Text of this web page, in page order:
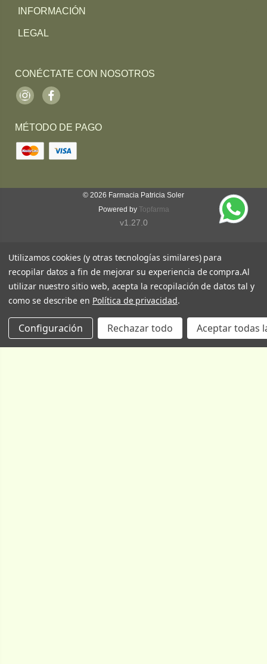
INFORMACIÓN
LEGAL
CONÉCTATE CON NOSOTROS
InstagramFacebook
MÉTODO DE PAGO
© 2026 Farmacia Patricia Soler
Powered by Topfarma
v1.27.0
Utilizamos cookies (y otras tecnologías similares) para
recopilar datos a fin de mejorar su experiencia de compra.Al
utilizar nuestro sitio web, acepta la recopilación de datos tal y
como se describe en Política de privacidad.
Configuración Rechazar todo Aceptar todas